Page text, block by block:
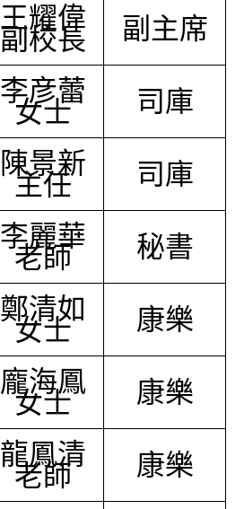
王耀偉
副校長 副主席
李彦蕾
女士 司庫
陳景新
主任 司庫
李麗華
老師 秘書
鄭清如
女士 康樂
龐海鳳
女士 康樂
龍鳳清
老師 康樂